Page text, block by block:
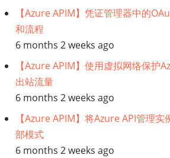
【Azure APIM】凭证管理器中的
和流程
6 months 2 weeks ago
【Azure APIM】使用虚拟网络保护
出站流量
6 months 2 weeks ago
【Azure APIM】将Azure API管理
部模式
6 months 2 weeks ago